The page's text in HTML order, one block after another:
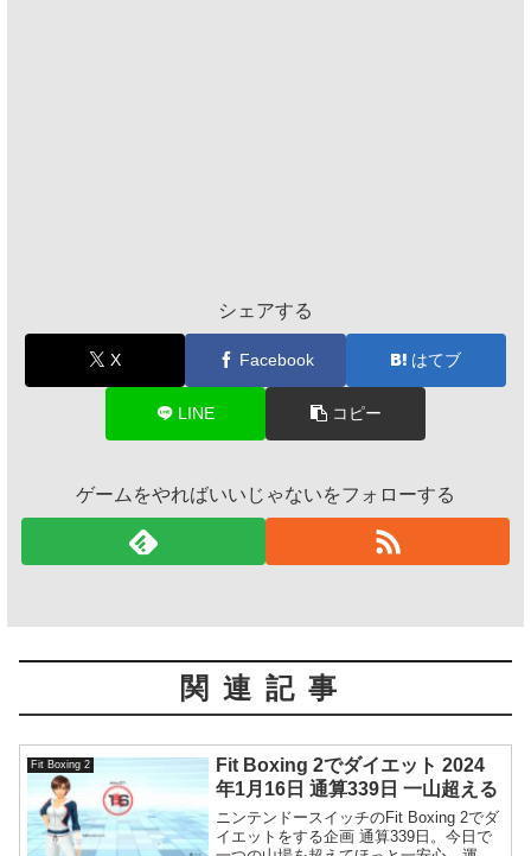
シェアする
X Facebook はてブ
LINE コピー
ゲームをやればいいじゃないをフォローする
関連記事
Fit Boxing 2
Fit Boxing 2でダイエット 2024
年1月16日 通算339日 一山超える
ニンテンドースイッチのFit Boxing 2でダ
イエットをする企画 通算339日。今日で